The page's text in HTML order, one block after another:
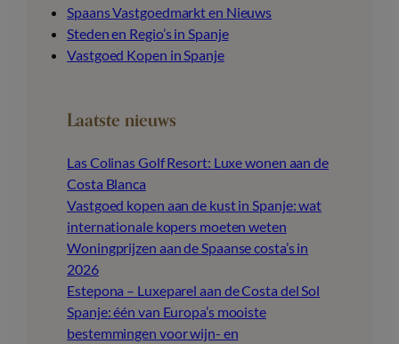
Spaans Vastgoedmarkt en Nieuws
Steden en Regio’s in Spanje
Vastgoed Kopen in Spanje
Laatste nieuws
Las Colinas Golf Resort: Luxe wonen aan de
Costa Blanca
Vastgoed kopen aan de kust in Spanje: wat
internationale kopers moeten weten
Woningprijzen aan de Spaanse costa’s in
2026
Estepona – Luxeparel aan de Costa del Sol
Spanje: één van Europa’s mooiste
bestemmingen voor wijn- en